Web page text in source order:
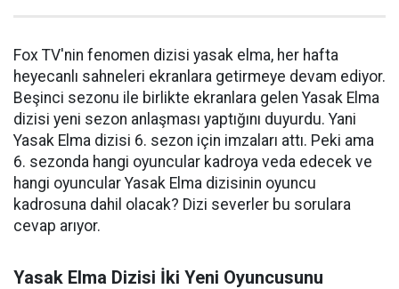
Fox TV'nin fenomen dizisi yasak elma, her hafta
heyecanlı sahneleri ekranlara getirmeye devam ediyor.
Beşinci sezonu ile birlikte ekranlara gelen Yasak Elma
dizisi yeni sezon anlaşması yaptığını duyurdu. Yani
Yasak Elma dizisi 6. sezon için imzaları attı. Peki ama
6. sezonda hangi oyuncular kadroya veda edecek ve
hangi oyuncular Yasak Elma dizisinin oyuncu
kadrosuna dahil olacak? Dizi severler bu sorulara
cevap arıyor.
Yasak Elma Dizisi İki Yeni Oyuncusunu